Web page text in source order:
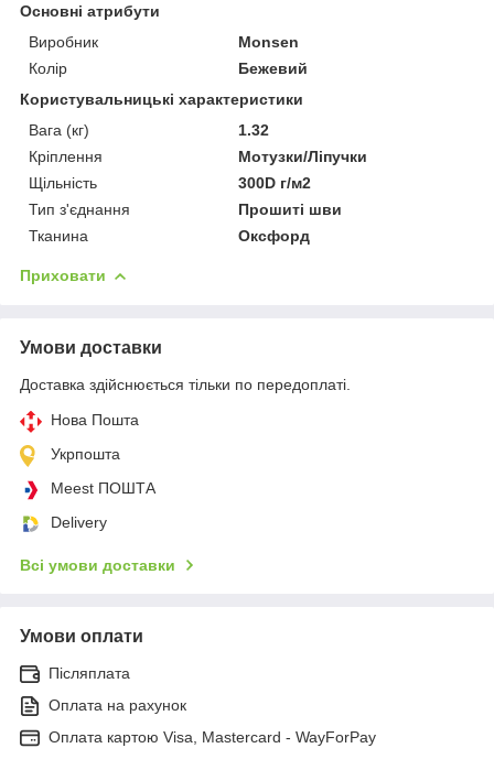
Основні атрибути
Виробник
Monsen
Колір
Бежевий
Користувальницькі характеристики
Вага (кг)
1.32
Кріплення
Мотузки/Ліпучки
Щільність
300D г/м2
Тип з'єднання
Прошиті шви
Тканина
Оксфорд
Приховати
Умови доставки
Доставка здійснюється тільки по передоплаті.
Нова Пошта
Укрпошта
Meest ПОШТА
Delivery
Всі умови доставки
Умови оплати
Післяплата
Оплата на рахунок
Оплата картою Visa, Mastercard - WayForPay